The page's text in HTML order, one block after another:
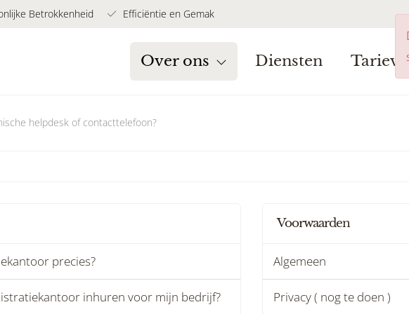
helpdesk of contacttelefoon?
precies?
inhuren voor mijn bedrijf?
Voorwaarden
Algemeen
Privacy ( nog te doen )
Betrokkenheid Efficiëntie en Gemak
Over ons Diensten